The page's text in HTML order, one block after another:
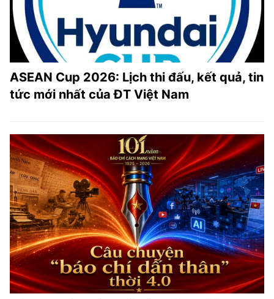
ASEAN Cup 2026: Lịch thi đấu, kết quả, tin
tức mới nhất của ĐT Việt Nam